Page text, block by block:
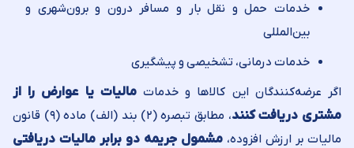
خدمات حمل و نقل بار و مسافر درون و برون‌شهری و
بین‌المللی
خدمات درمانی، تشخیصی و پیشگیری
اگر عرضه‌کنندگان این کالاها و خدمات مالیات یا عوارض را از
مشتری دریافت کنند
، مطابق تبصره (۲) بند (الف) ماده (۹) قانون
مالیات بر ارزش افزوده، مشمول جریمه دو برابر مالیات دریافتی